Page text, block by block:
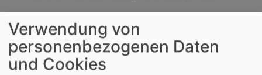
Donnerstag 9-12 Uhr
Donnerstag von 14-17 Uhr
Telefon: 09161/8876-10
Verwendung von
personenbezogenen Daten
und Cookies